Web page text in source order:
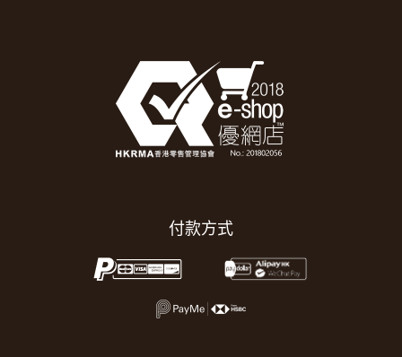
付款方式